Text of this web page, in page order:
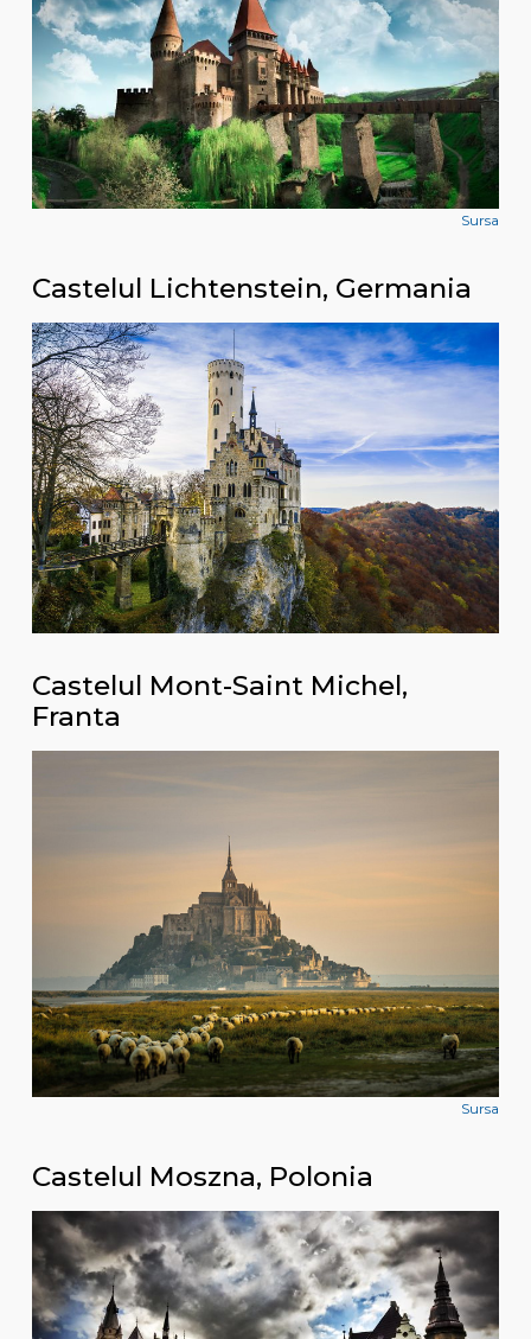
Sursa
Castelul Lichtenstein, Germania
Castelul Mont-Saint Michel,
Franta
Sursa
Castelul Moszna, Polonia